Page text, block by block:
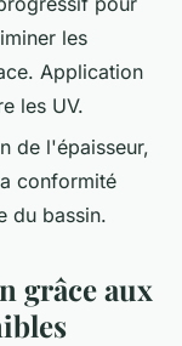
les
Application
les UV.
de l'épaisseur,
conformité
du bassin.
grâce aux